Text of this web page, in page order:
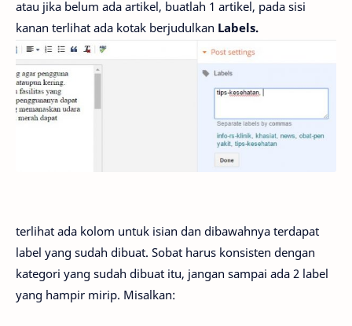
atau jika belum ada artikel, buatlah 1 artikel, pada sisi
kanan terlihat ada kotak berjudulkan Labels.
terlihat ada kolom untuk isian dan dibawahnya terdapat
label yang sudah dibuat. Sobat harus konsisten dengan
kategori yang sudah dibuat itu, jangan sampai ada 2 label
yang hampir mirip. Misalkan: